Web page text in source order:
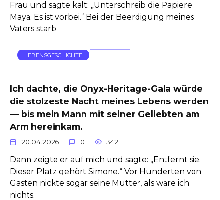
Frau und sagte kalt: „Unterschreib die Papiere,
Maya. Es ist vorbei.“ Bei der Beerdigung meines
Vaters starb
LEBENSGESCHICHTE
Ich dachte, die Onyx-Heritage-Gala würde
die stolzeste Nacht meines Lebens werden
— bis mein Mann mit seiner Geliebten am
Arm hereinkam.
20.04.2026 0 342
Dann zeigte er auf mich und sagte: „Entfernt sie.
Dieser Platz gehört Simone.“ Vor Hunderten von
Gästen nickte sogar seine Mutter, als wäre ich
nichts.